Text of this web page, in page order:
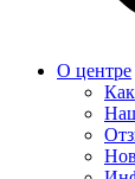
О центре